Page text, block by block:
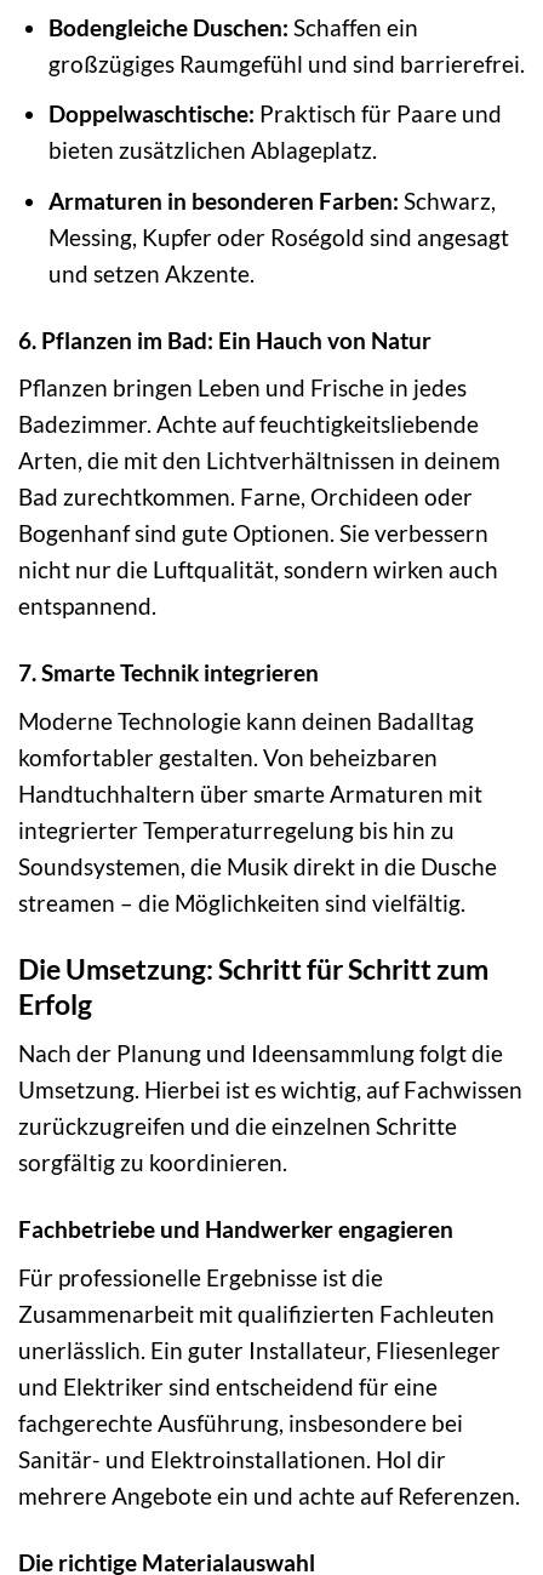
Bodengleiche Duschen: Schaffen ein
großzügiges Raumgefühl und sind barrierefrei.
Doppelwaschtische: Praktisch für Paare und
bieten zusätzlichen Ablageplatz.
Armaturen in besonderen Farben: Schwarz,
Messing, Kupfer oder Roségold sind angesagt
und setzen Akzente.
6. Pflanzen im Bad: Ein Hauch von Natur
Pflanzen bringen Leben und Frische in jedes
Badezimmer. Achte auf feuchtigkeitsliebende
Arten, die mit den Lichtverhältnissen in deinem
Bad zurechtkommen. Farne, Orchideen oder
Bogenhanf sind gute Optionen. Sie verbessern
nicht nur die Luftqualität, sondern wirken auch
entspannend.
7. Smarte Technik integrieren
Moderne Technologie kann deinen Badalltag
komfortabler gestalten. Von beheizbaren
Handtuchhaltern über smarte Armaturen mit
integrierter Temperaturregelung bis hin zu
Soundsystemen, die Musik direkt in die Dusche
streamen – die Möglichkeiten sind vielfältig.
Die Umsetzung: Schritt für Schritt zum
Erfolg
Nach der Planung und Ideensammlung folgt die
Umsetzung. Hierbei ist es wichtig, auf Fachwissen
zurückzugreifen und die einzelnen Schritte
sorgfältig zu koordinieren.
Fachbetriebe und Handwerker engagieren
Für professionelle Ergebnisse ist die
Zusammenarbeit mit qualifizierten Fachleuten
unerlässlich. Ein guter Installateur, Fliesenleger
und Elektriker sind entscheidend für eine
fachgerechte Ausführung, insbesondere bei
Sanitär- und Elektroinstallationen. Hol dir
mehrere Angebote ein und achte auf Referenzen.
Die richtige Materialauswahl